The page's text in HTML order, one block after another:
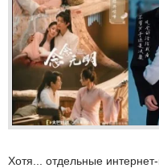
Хотя... отдельные